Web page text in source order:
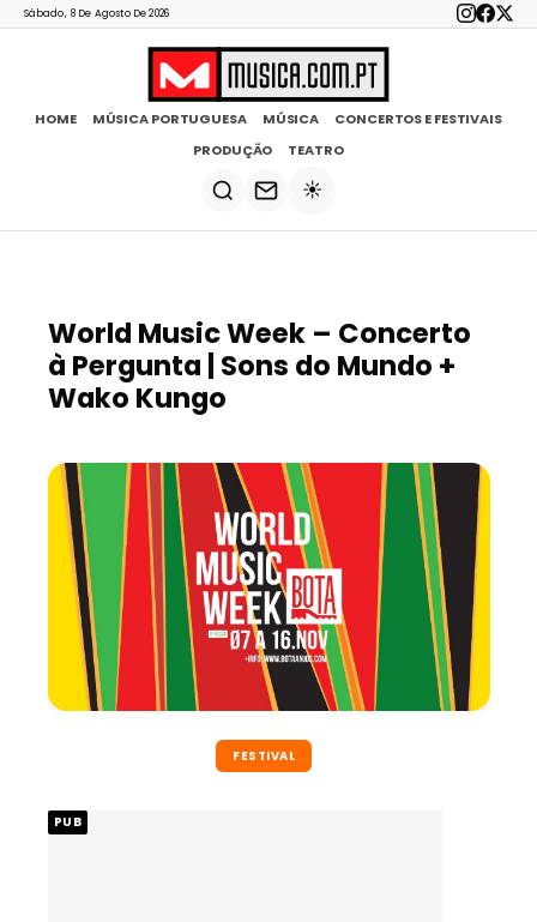
Sábado, 8 De Agosto De 2026
HOME MÚSICA PORTUGUESA MÚSICA
CONCERTOS E FESTIVAIS
PRODUÇÃO
TEATRO
☀️
World Music Week – Concerto
à Pergunta | Sons do Mundo +
Wako Kungo
FESTIVAL
PUB